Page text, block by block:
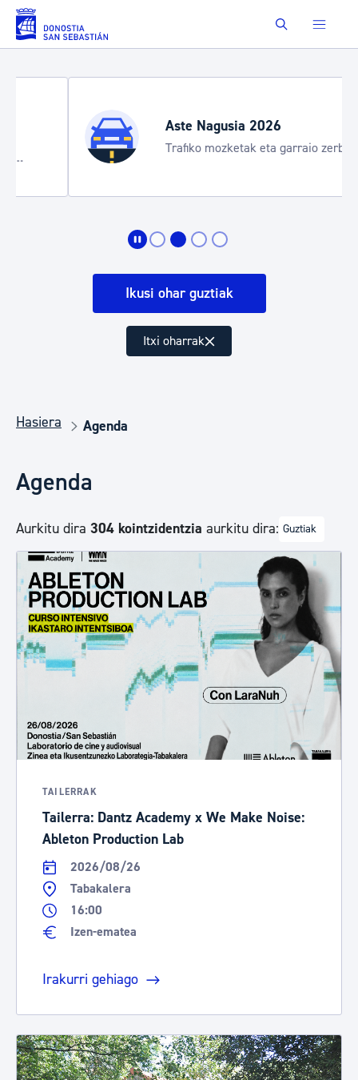
Eduki nagusira joan Buscar
Aste Nagusia 2026
Trafiko mozketak eta garraio zerbitzu
bereziak
Ikusi ohar guztiak
Itxi oharrak
Hasiera Agenda
Agenda
Aurkitu dira 304 kointzidentzia aurkitu dira: Guztiak
TAILERRAK
Tailerra: Dantz Academy x We Make Noise:
Ableton Production Lab
2026/08/26
Tabakalera
16:00
Izen-ematea
Irakurri gehiago